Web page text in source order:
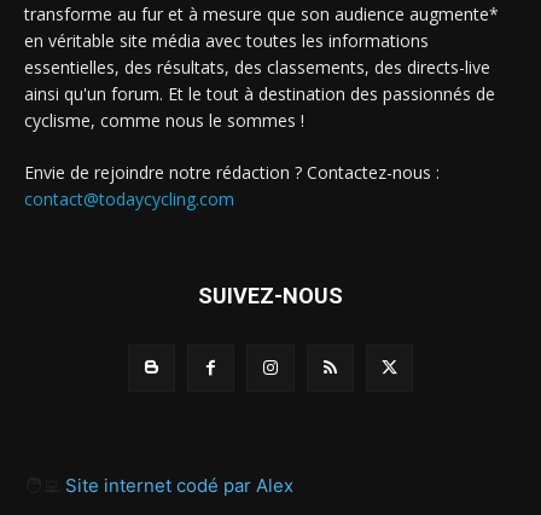
transforme au fur et à mesure que son audience augmente*
en véritable site média avec toutes les informations
essentielles, des résultats, des classements, des directs-live
ainsi qu'un forum. Et le tout à destination des passionnés de
cyclisme, comme nous le sommes !
Envie de rejoindre notre rédaction ? Contactez-nous :
contact@todaycycling.com
SUIVEZ-NOUS
Site internet codé par Alex